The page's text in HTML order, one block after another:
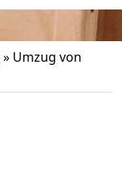
» Umzug von